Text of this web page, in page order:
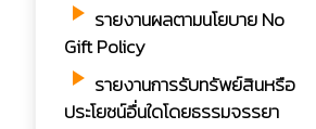
play_arrow รายงานผลตามนโยบาย No
Gift Policy
play_arrow รายงานการรับทรัพย์สินหรือ
ประโยชน์อื่นใดโดยธรรมจรรยา